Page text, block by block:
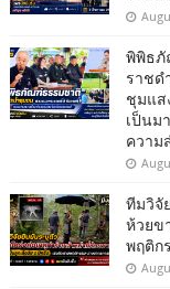
พิพิธภั
ราชด
ชุมแส
เป็นม
ความ
ทีมวิจั
ห้วยข
พฤติก